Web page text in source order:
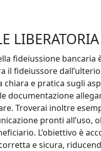
fideiussione bancaria
il fideiussore
chiara e pratica sugli
documentazione
Troverai inoltre
pronti all’uso,
L’obiettivo è
e sicura,